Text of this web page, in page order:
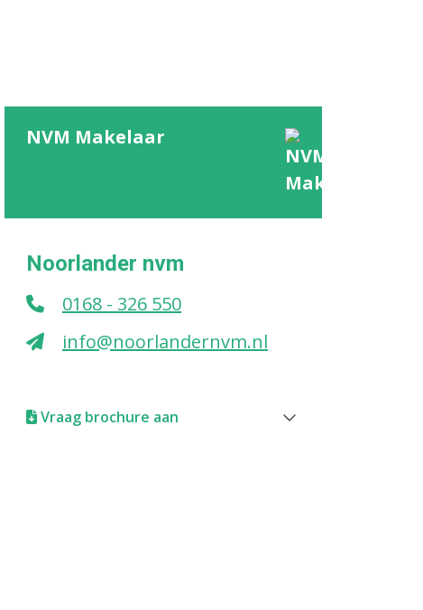
NVM Makelaar
Noorlander nvm
0168 - 326 550
info@noorlandernvm.nl
Vraag brochure aan